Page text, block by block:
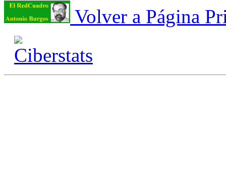
Volver a Página